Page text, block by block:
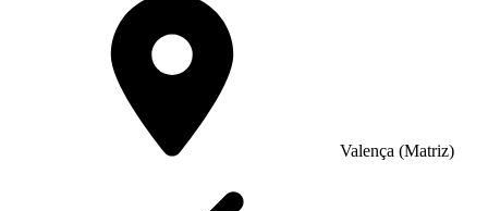
Valença (Matriz)